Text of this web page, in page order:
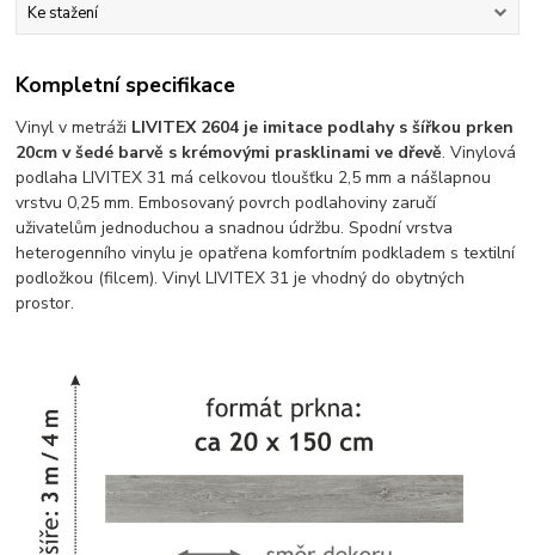
Ke stažení
Kompletní specifikace
Vinyl v metráži LIVITEX 2604 je imitace podlahy s šířkou prken
20cm v šedé barvě s krémovými prasklinami ve dřevě. Vinylová
podlaha LIVITEX 31 má celkovou tloušťku 2,5 mm a nášlapnou
vrstvu 0,25 mm. Embosovaný povrch podlahoviny zaručí
uživatelům jednoduchou a snadnou údržbu. Spodní vrstva
heterogenního vinylu je opatřena komfortním podkladem s textilní
podložkou (filcem). Vinyl LIVITEX 31 je vhodný do obytných
prostor.